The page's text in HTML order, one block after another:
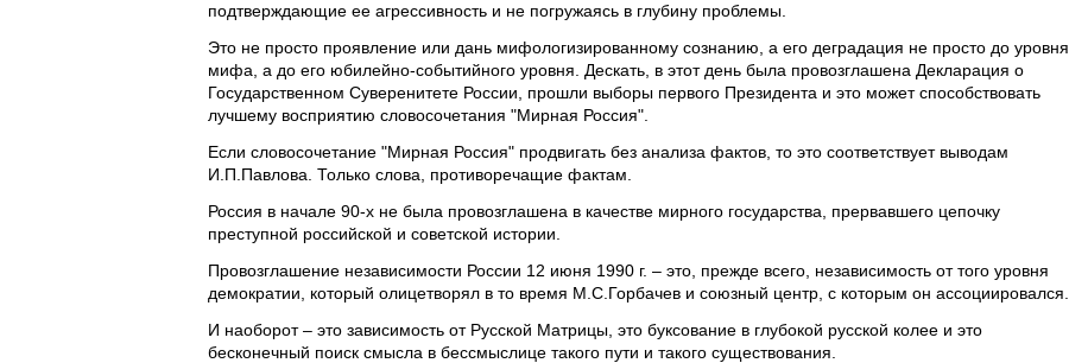
подтверждающие ее агрессивность и не погружаясь в глубину проблемы.
Это не просто проявление или дань мифологизированному сознанию, а его деградация не просто до уровня
мифа, а до его юбилейно-событийного уровня. Дескать, в этот день была провозглашена Декларация о
Государственном Суверенитете России, прошли выборы первого Президента и это может способствовать
лучшему восприятию словосочетания "Мирная Россия".
Если словосочетание "Мирная Россия" продвигать без анализа фактов, то это соответствует выводам
И.П.Павлова. Только слова, противоречащие фактам.
Россия в начале 90-х не была провозглашена в качестве мирного государства, прервавшего цепочку
преступной российской и советской истории.
Провозглашение независимости России 12 июня 1990 г. – это, прежде всего, независимость от того уровня
демократии, который олицетворял в то время М.С.Горбачев и союзный центр, с которым он ассоциировался.
И наоборот – это зависимость от Русской Матрицы, это буксование в глубокой русской колее и это
бесконечный поиск смысла в бессмыслице такого пути и такого существования.